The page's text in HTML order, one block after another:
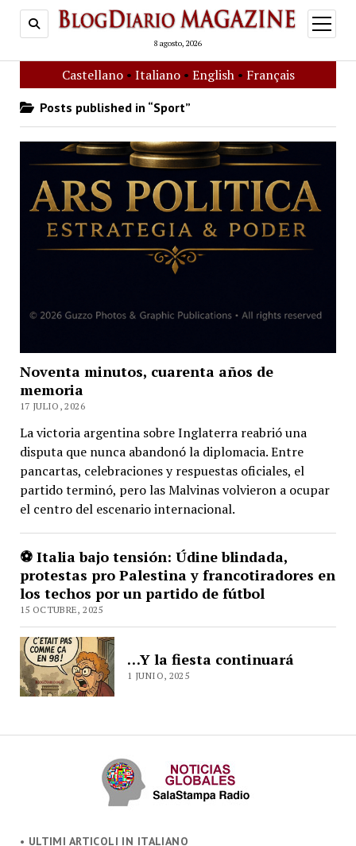
8 agosto, 2026
open
menu
Castellano• Italiano• English• Français
• ULTIMI ARTICOLI IN ITALIANO
Posts published in “Sport”
Noventa minutos, cuarenta años de
memoria
17 JULIO, 2026
La victoria argentina sobre Inglaterra reabrió una
disputa que nunca abandonó la diplomacia. Entre
pancartas, celebraciones y respuestas oficiales, el
partido terminó, pero las Malvinas volvieron a ocupar
el centro del escenario internacional.
⚽ Italia bajo tensión: Údine blindada,
protestas pro Palestina y francotiradores en
los techos por un partido de fútbol
15 OCTUBRE, 2025
…Y la fiesta continuará
1 JUNIO, 2025